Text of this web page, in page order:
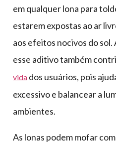
em qualquer lona para
estarem expostas ao ar
aos efeitos nocivos do
esse aditivo também
vida dos usuários, pois
excessivo e balancear a
ambientes.
As lonas podem mofar